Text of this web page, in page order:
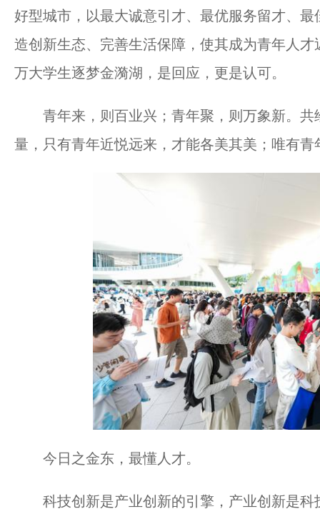
好型城市，以最大诚意引才、最优服务留才、
造创新生态、完善生活保障，使其成为青年人
万大学生逐梦金漪湖，是回应，更是认可。
青年来，则百业兴；青年聚，则万象新。共
量，只有青年近悦远来，才能各美其美；唯有
今日之金东，最懂人才。
科技创新是产业创新的引擎，产业创新是科